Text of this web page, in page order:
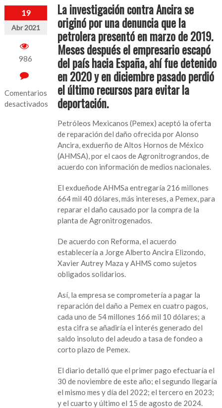
19
Abr 2021
986
Comentarios
desactivados
Agronitrogenados
La investigación contra Ancira se
originó por una denuncia que la
petrolera presentó en marzo de 2019.
Meses después el empresario escapó
del país hacia España, ahí fue detenido
en 2020 y en diciembre pasado perdió
el último recursos para evitar la
deportación.
Petróleos Mexicanos (Pemex) aceptó la oferta
de reparación del daño ofrecida por Alonso
Ancira, exduerño de Altos Hornos de México
(AHMSA), por el caos de Agronitrograndos, de
acuerdo con información de medios nacionales.
El exdueñode AHMSa entregaría 216 millones
664 mil 40 dólares, más intereses, a Pemex, para
reparar el daño causado por la compra de la
planta de Agronitrogenados.
De acuerdo con Reforma, el acuerdo
establecería a Jorge Alberto Ancira Elizondo,
Xavier Autrey Maza y AHMS como sujetos
obligados solidarios.
Así, la empresa se comprometería a pagar la
reparación del daño a Pemex en cuatro pagos,
cada uno de 54 millones 166 mil 10 dólares; a
esta cifra se añadiría el interés generado del
saldo insoluto del adeudo a tasa de fondeo a
corto plazo de Pemex.
El diario detalló que el primer pago efectuaría el
30 de noviembre de este año; el segundo llegaría
el mismo mes y día del 2022; el tercero en 2023;
y el cuarto y último el 15 de agosto de 2024.